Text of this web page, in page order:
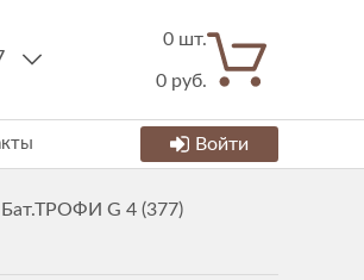
0 шт.
0 руб.
Войти
Бат.ТРОФИ G 4 (377)